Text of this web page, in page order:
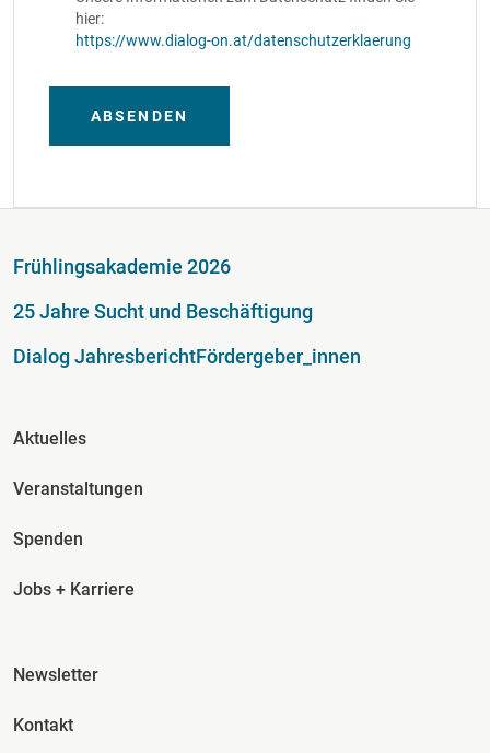
hier:
https://www.dialog-on.at/datenschutzerklaerung
ABSENDEN
Fußzeile
Frühlingsakademie 2026
25 Jahre Sucht und Beschäftigung
Dialog JahresberichtFördergeber_innen
Fusszeile Spalte 2
Aktuelles
Veranstaltungen
Spenden
Jobs + Karriere
Fusszeile Spalte 3
Newsletter
Kontakt